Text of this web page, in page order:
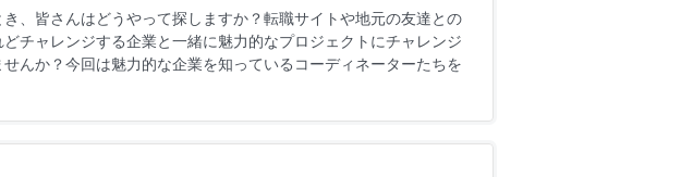
、皆さんはどうやって探しますか？転職サイトや地元の友達との
チャレンジする企業と一緒に魅力的なプロジェクトにチャレンジ
んか？今回は魅力的な企業を知っているコーディネーターたちを